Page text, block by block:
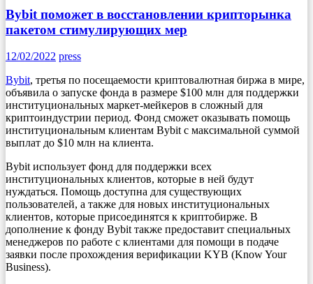
Bybit поможет в восстановлении крипторынка
пакетом стимулирующих мер
12/02/2022 press
Bybit, третья по посещаемости криптовалютная биржа в мире,
объявила о запуске фонда в размере $100 млн для поддержки
институциональных маркет-мейкеров в сложный для
криптоиндустрии период. Фонд сможет оказывать помощь
институциональным клиентам Bybit с максимальной суммой
выплат до $10 млн на клиента.
Bybit использует фонд для поддержки всех
институциональных клиентов, которые в ней будут
нуждаться. Помощь доступна для существующих
пользователей, а также для новых институциональных
клиентов, которые присоединятся к криптобирже. В
дополнение к фонду Bybit также предоставит специальных
менеджеров по работе с клиентами для помощи в подаче
заявки после прохождения верификации KYB (Know Your
Business).